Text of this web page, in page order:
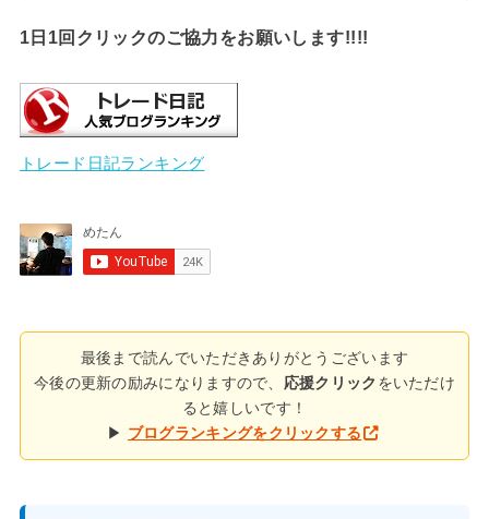
1日1回クリックのご協力をお願いします!!!!
トレード日記ランキング
最後まで読んでいただきありがとうございます
今後の更新の励みになりますので、 応援クリック をいただけ
ると嬉しいです！
▶ ブログランキングをクリックする